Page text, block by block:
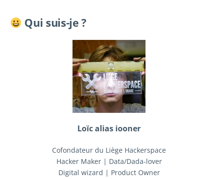
Qui suis-je ?
Loïc alias iooner
Cofondateur du Liège Hackerspace
Hacker Maker | Data/Dada-lover
Digital wizard | Product Owner